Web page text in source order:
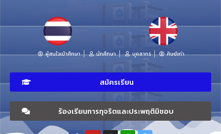
ผู้สนใจเข้าศึกษา นักศึกษา บุคลากร ศิษย์เก่า
สมัครเรียน
ร้องเรียนการทุจริตและประพฤติมิชอบ